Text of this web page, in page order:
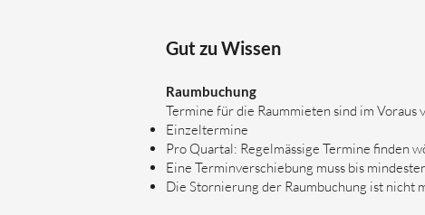
Gut zu Wissen
Raumbuchung
Termine für die Raummieten sind im
Einzeltermine
Pro Quartal: Regelmässige Termine finden
Eine Terminverschiebung muss bis
Die Stornierung der Raumbuchung ist nicht